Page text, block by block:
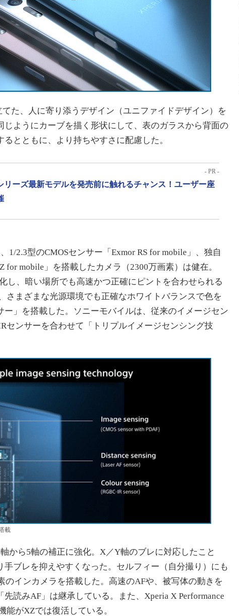
た、人に寄り添うデザイン（ユニファイドデザイン）を
じようにカーブを描く形状にして、表のガラスから背面の
とともに、より持ちやすさに配慮した。
- PR -
リーズ最新モデルを発売前に触れるチャンス！ユーザー座
1/2.3型のCMOSセンサー「Exmor RS for mobile」、独自
for mobile」を搭載したカメラ（2300万画素）は健在。
し、暗い場所でも高速かつ正確にピントを合わせられる
さまざまな光源環境でも正確なホワイトバランスで色を
ー」を搭載した。ソニーモバイルは、従来のイメージセン
センサーを合わせて「トリプルイメージセンシング技
載
から5軸の補正に強化。X／Y軸のブレに対応したこと
手ブレを抑えやすくなった。セルフィー（自分撮り）にも
のインカメラを搭載した。高速のAFや、被写体の動きを
読みAF」は継承している。また、Xperia X Performance
能がXZでは復活している。